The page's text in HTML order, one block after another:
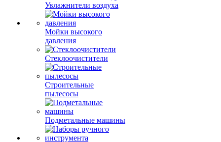
Увлажнители воздуха
Мойки высокого
давления
Стеклоочистители
Строительные
пылесосы
Подметальные машины